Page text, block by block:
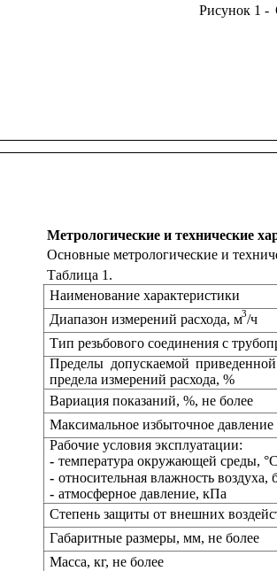
Рисунок 1 -
Метрологические и технические
Основные метрологические и
Вариация показаний, %, не более
Максимальное избыточное
Таблица 1.
Наименование характеристики
Диапазон измерений расхода, м3/ч
Тип резьбового соединения с
Пределы допускаемой приведенной
предела измерений расхода, %
Рабочие условия эксплуатации:
- температура окружающей среды,
- относительная влажность воздуха,
- атмосферное давление, кПа
Степень защиты от внешних
Габаритные размеры, мм, не более
Масса, кг, не более